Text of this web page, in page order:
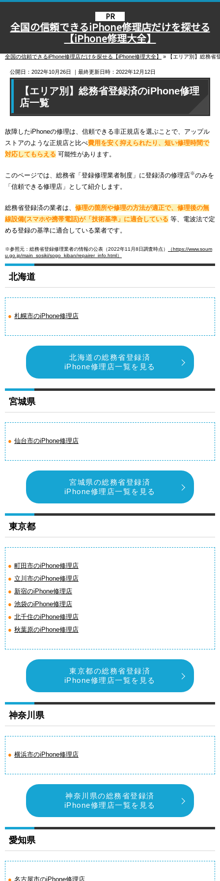
全国の信頼できるiPhone修理店だけを探せる
【iPhone修理大全】
全国の信頼できるiPhone修理店だけを探せる【iPhone修理大全】 » 【エリア別】総務省
公開日：2022年10月26日 ｜最終更新日時：2022年12月12日
【エリア別】総務省登録済のiPhone修理
店一覧
故障したiPhoneの修理は、信頼できる非正規店を選ぶことで、アップル
ストアのような正規店と比べ費用を安く抑えられたり、短い修理時間で
対応してもらえる 可能性があります。
このページでは、総務省「登録修理業者制度」に登録済の修理店※のみを
「信頼できる修理店」として紹介します。
総務省登録済の業者は、 修理の箇所や修理の方法が適正で、修理後の無
線設備(スマホや携帯電話)が「技術基準」に適合している 等、電波法で定
める登録の基準に適合している業者です。
※参照元：総務省登録修理業者の情報の公表（2022年11月8日調査時点）
（https://www.soum
u.go.jp/main_sosiki/sogo_kiban/repairer_info.html）
北海道
札幌市のiPhone修理店
北海道の総務省登録済
iPhone修理店一覧を見る
宮城県
仙台市のiPhone修理店
宮城県の総務省登録済
iPhone修理店一覧を見る
東京都
町田市のiPhone修理店
立川市のiPhone修理店
新宿のiPhone修理店
池袋のiPhone修理店
北千住のiPhone修理店
秋葉原のiPhone修理店
東京都の総務省登録済
iPhone修理店一覧を見る
神奈川県
横浜市のiPhone修理店
神奈川県の総務省登録済
iPhone修理店一覧を見る
愛知県
名古屋市のiPhone修理店